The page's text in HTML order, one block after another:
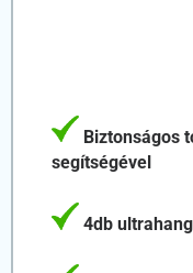
Biztonságos
segítségével
4db